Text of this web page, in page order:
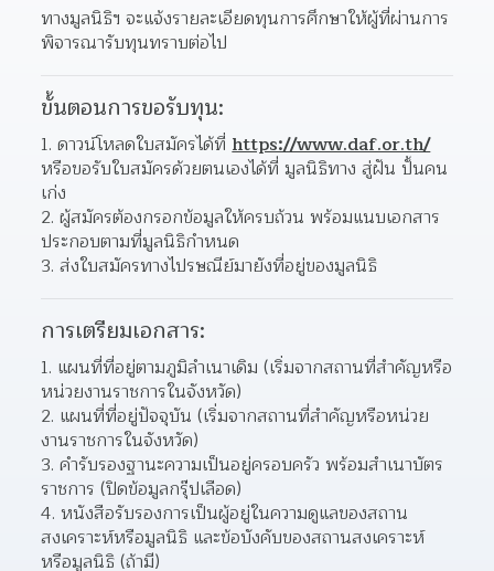
ทางมูลนิธิฯ จะแจ้งรายละเอียดทุนการศึกษาให้ผู้ที่ผ่านการ
พิจารณารับทุนทราบต่อไป
ขั้นตอนการขอรับทุน:
1. ดาวน์โหลดใบสมัครได้ที่ https://www.daf.or.th/
หรือขอรับใบสมัครด้วยตนเองได้ที่ มูลนิธิทาง สู่ฝัน ปั้นคน
เก่ง
2. ผู้สมัครต้องกรอกข้อมูลให้ครบถ้วน พร้อมแนบเอกสาร
ประกอบตามที่มูลนิธิกำหนด
3. ส่งใบสมัครทางไปรษณีย์มายังที่อยู่ของมูลนิธิ
การเตรียมเอกสาร:
1. แผนที่ที่อยู่ตามภูมิลำเนาเดิม (เริ่มจากสถานที่สำคัญหรือ
หน่วยงานราชการในจังหวัด)
2. แผนที่ที่อยู่ปัจจุบัน (เริ่มจากสถานที่สำคัญหรือหน่วย
งานราชการในจังหวัด)
3. คำรับรองฐานะความเป็นอยู่ครอบครัว พร้อมสำเนาบัตร
ราชการ (ปิดข้อมูลกรุ๊ปเลือด)
4. หนังสือรับรองการเป็นผู้อยู่ในความดูแลของสถาน
สงเคราะห์หรือมูลนิธิ และข้อบังคับของสถานสงเคราะห์
หรือมูลนิธิ (ถ้ามี)